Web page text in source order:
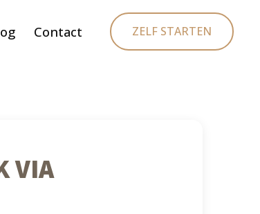
Contact ZELF STARTEN
VIA